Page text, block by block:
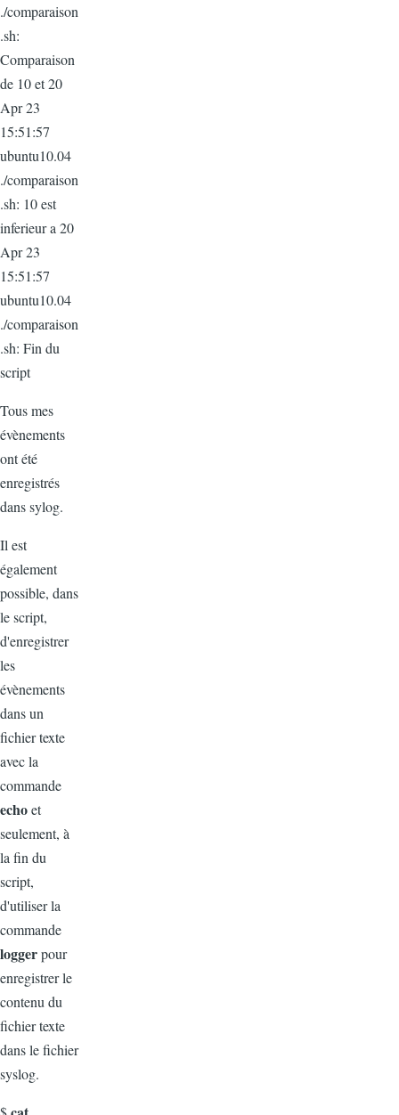
./comparaison
.sh:
Comparaison
de 10 et 20
Apr 23
15:51:57
ubuntu10.04
./comparaison
.sh: 10 est
inferieur a 20
Apr 23
15:51:57
ubuntu10.04
./comparaison
.sh: Fin du
script
Tous mes
évènements
ont été
enregistrés
dans sylog.
Il est
également
possible, dans
le script,
d'enregistrer
les
évènements
dans un
fichier texte
avec la
commande
echoet
seulement, à
la fin du
script,
d'utiliser la
commande
loggerpour
enregistrer le
contenu du
fichier texte
dans le fichier
syslog.